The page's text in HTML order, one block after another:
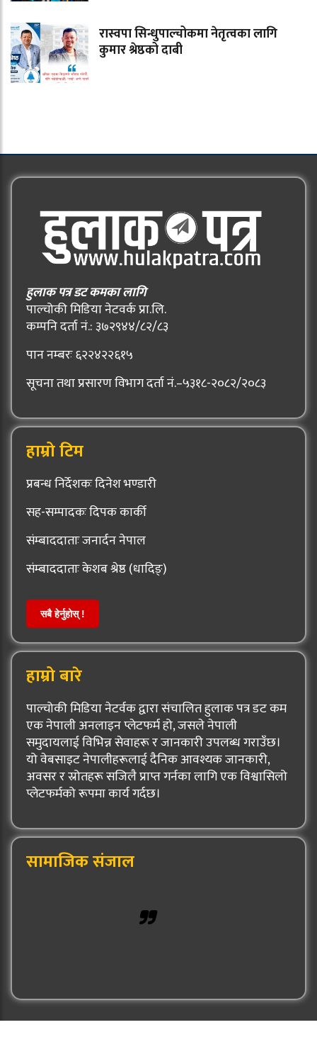
रास्वपा सिन्धुपाल्चोकमा नेतृत्वका लागि
कुमार श्रेष्ठको दाबी
हुलाक पत्र डट कमका लागि
पाल्चोकी मिडिया नेटवर्क प्रा.लि.
कम्पनि दर्ता नं.: ३७२९४४/८२/८३
पान नम्बरः ६२२४२२६१५
सूचना तथा प्रसारण विभाग दर्ता नं.–५३१८-२०८२/२०८३
हाम्रो टिम
प्रबन्ध निर्देशकः दिनेश भण्डारी
सह-सम्पादकः दिपक कार्की
संम्बाददाताः जनार्दन नेपाल
संम्बाददाताः केशब श्रेष्ठ (धादिङ्)
सबै हेर्नुहोस् !
हाम्रो बारे
पाल्चोकी मिडिया नेटर्वक द्वारा संचालित हुलाक पत्र डट कम
एक नेपाली अनलाइन प्लेटफर्म हो, जसले नेपाली
समुदायलाई विभिन्न सेवाहरू र जानकारी उपलब्ध गराउँछ।
यो वेबसाइट नेपालीहरूलाई दैनिक आवश्यक जानकारी,
अवसर र स्रोतहरू सजिलै प्राप्त गर्नका लागि एक विश्वासिलो
प्लेटफर्मको रूपमा कार्य गर्दछ।
सामाजिक संजाल